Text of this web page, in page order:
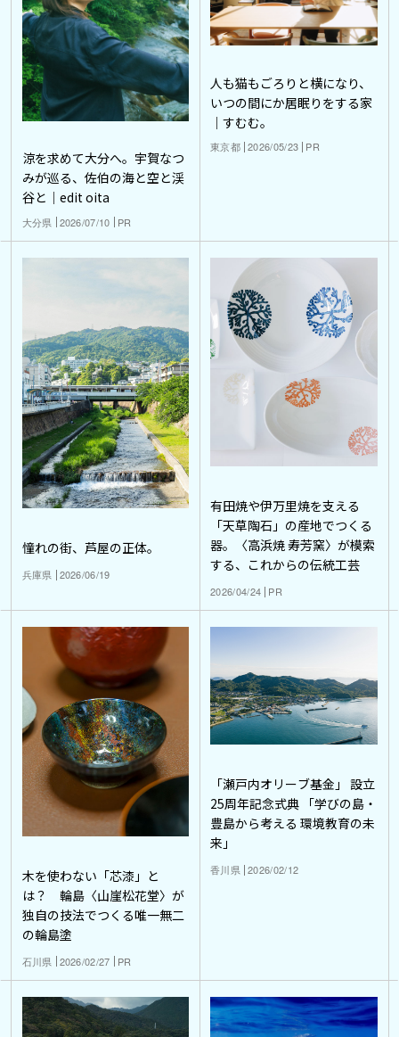
涼を求めて大分へ。宇賀なつ
みが巡る、佐伯の海と空と渓
谷と｜edit oita
大分県 2026/07/10 PR
人も猫もごろりと横になり、
いつの間にか居眠りをする家
｜すむむ。
東京都 2026/05/23 PR
憧れの街、芦屋の正体。
兵庫県 2026/06/19
有田焼や伊万里焼を支える
「天草陶石」の産地でつくる
器。〈高浜焼 寿芳窯〉が模索
する、これからの伝統工芸
2026/04/24 PR
木を使わない「芯漆」と
は？ 輪島〈山崖松花堂〉が
独自の技法でつくる唯一無二
の輪島塗
石川県 2026/02/27 PR
「瀬戸内オリーブ基金」 設立
25周年記念式典 「学びの島・
豊島から考える 環境教育の未
来」
香川県 2026/02/12